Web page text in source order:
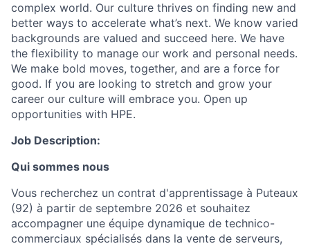
complex world. Our culture thrives on finding new and
better ways to accelerate what’s next. We know varied
backgrounds are valued and succeed here. We have
the flexibility to manage our work and personal needs.
We make bold moves, together, and are a force for
good. If you are looking to stretch and grow your
career our culture will embrace you. Open up
opportunities with HPE.
Job Description:
Qui sommes nous
Vous recherchez un contrat d'apprentissage à Puteaux
(92) à partir de septembre 2026 et souhaitez
accompagner une équipe dynamique de technico-
commerciaux spécialisés dans la vente de serveurs,